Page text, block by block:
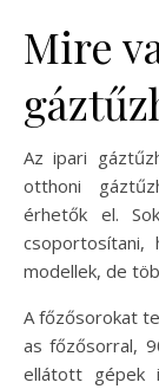
Mire
Az ipari
otthoni
érhetők el.
csoportosítani,
modellek, de
A főzősorokat
as főzősorral,
ellátott gépek